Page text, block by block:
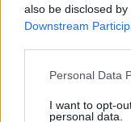
also be disclosed
Downstream
Personal Data
I want to opt-
personal data.
mercados
las acciones
Convenio
Thomas Cook
Escribir un